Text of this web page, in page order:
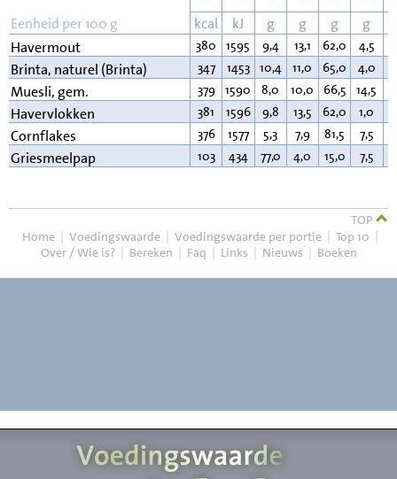
Eenheid per 100 g kcal kJ g g g g
Havermout
380 1595 9,4 13,1 62,0 4,5
Brinta, naturel (Brinta) 347 1453 10,4 11,0 65,0 4,0
Muesli, gem. 379 1590 8,0 10,0 66,5 14,5
Havervlokken 381 1596 9,8 13,5 62,0 1,0
Cornflakes 376 1577 5,3 7,9 81,5 7,5
Griesmeelpap 103 434 77,0 4,0 15,0 7,5
TOP
Home | Voedingswaarde | Voedingswaarde per portie | Top 10 |
Over / Wie is? | Bereken | Faq | Links | Nieuws | Boeken